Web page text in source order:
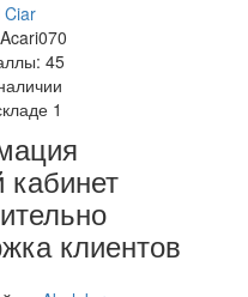
Ciar
Acari070
45
1
клиентов